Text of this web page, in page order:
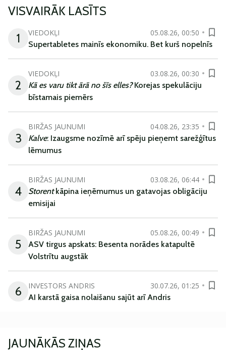
VISVAIRĀK LASĪTS
1
VIEDOKĻI
05.08.26, 00:50
Supertabletes mainīs ekonomiku. Bet kurš nopelnīs
2
VIEDOKĻI
03.08.26, 00:30
Kā es varu tikt ārā no šīs elles?Korejas spekulāciju
bīstamais piemērs
3
BIRŽAS JAUNUMI
04.08.26, 23:35
Kalve: Izaugsme nozīmē arī spēju pieņemt sarežģītus
lēmumus
4
BIRŽAS JAUNUMI
03.08.26, 06:44
Storentkāpina ieņēmumus un gatavojas obligāciju
emisijai
5
BIRŽAS JAUNUMI
05.08.26, 00:49
ASV tirgus apskats: Besenta norādes katapultē
Volstrītu augstāk
6 INVESTORS ANDRIS
30.07.26, 01:25
AI karstā gaisa nolaišanu sajūt arī Andris
JAUNĀKĀS ZIŅAS